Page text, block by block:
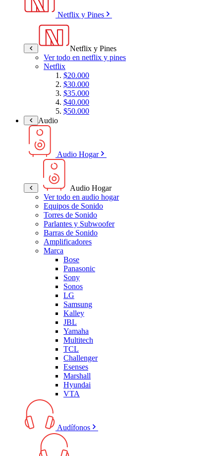
Netflix y Pines
Netflix y Pines
Ver todo en netflix y pines
Netflix
$20.000
$30.000
$35.000
$40.000
$50.000
Audio
Audio Hogar
Audio Hogar
Ver todo en audio hogar
Equipos de Sonido
Torres de Sonido
Parlantes y Subwoofer
Barras de Sonido
Amplificadores
Marca
Bose
Panasonic
Sony
Sonos
LG
Samsung
Kalley
JBL
Yamaha
Multitech
TCL
Challenger
Esenses
Marshall
Hyundai
VTA
Audífonos